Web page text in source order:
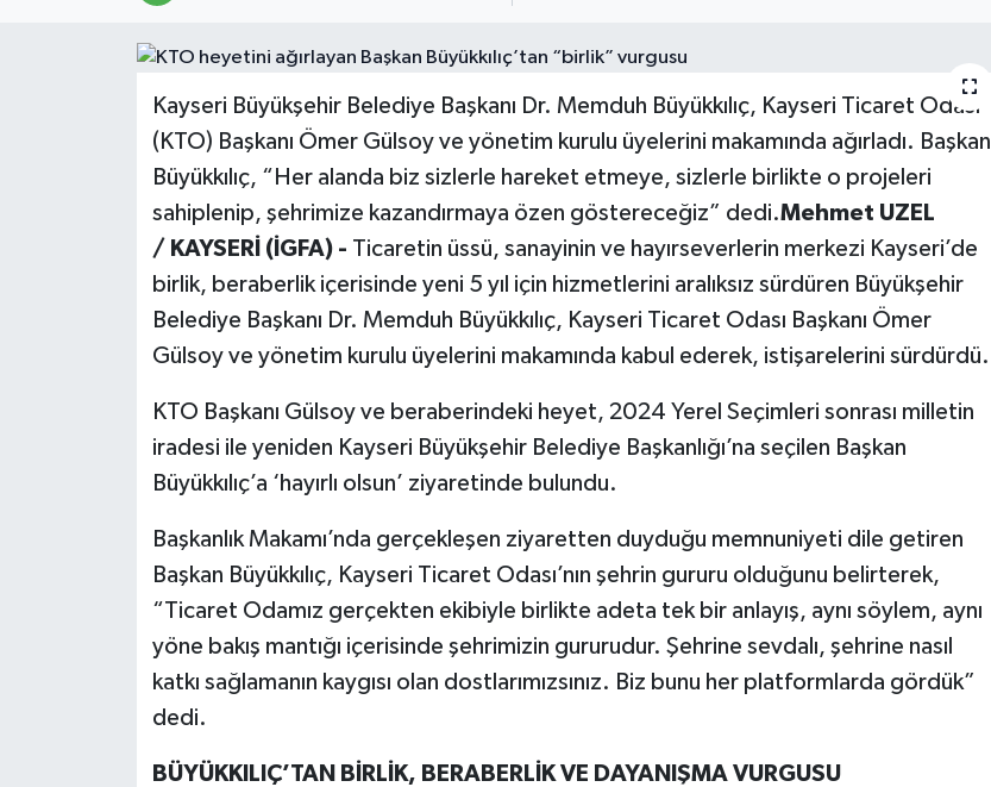
Kayseri Büyükşehir Belediye Başkanı Dr. Memduh Büyükkılıç, Kayseri Ticaret Odası
(KTO) Başkanı Ömer Gülsoy ve yönetim kurulu üyelerini makamında ağırladı. Başkan
Büyükkılıç, “Her alanda biz sizlerle hareket etmeye, sizlerle birlikte o projeleri
sahiplenip, şehrimize kazandırmaya özen göstereceğiz” dedi.Mehmet UZEL
/ KAYSERİ (İGFA) - Ticaretin üssü, sanayinin ve hayırseverlerin merkezi Kayseri’de
birlik, beraberlik içerisinde yeni 5 yıl için hizmetlerini aralıksız sürdüren Büyükşehir
Belediye Başkanı Dr. Memduh Büyükkılıç, Kayseri Ticaret Odası Başkanı Ömer
Gülsoy ve yönetim kurulu üyelerini makamında kabul ederek, istişarelerini sürdürdü.
KTO Başkanı Gülsoy ve beraberindeki heyet, 2024 Yerel Seçimleri sonrası milletin
iradesi ile yeniden Kayseri Büyükşehir Belediye Başkanlığı’na seçilen Başkan
Büyükkılıç’a ‘hayırlı olsun’ ziyaretinde bulundu.
Başkanlık Makamı’nda gerçekleşen ziyaretten duyduğu memnuniyeti dile getiren
Başkan Büyükkılıç, Kayseri Ticaret Odası’nın şehrin gururu olduğunu belirterek,
“Ticaret Odamız gerçekten ekibiyle birlikte adeta tek bir anlayış, aynı söylem, aynı
yöne bakış mantığı içerisinde şehrimizin gururudur. Şehrine sevdalı, şehrine nasıl
katkı sağlamanın kaygısı olan dostlarımızsınız. Biz bunu her platformlarda gördük”
dedi.
BÜYÜKKILIÇ’TAN BİRLİK, BERABERLİK VE DAYANIŞMA VURGUSU
Politika